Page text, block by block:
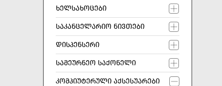
ᲮᲔᲚᲡᲐᲮᲝᲪᲔᲑᲘ
ᲡᲐᲙᲐᲜᲪᲔᲚᲐᲠᲘᲝ ᲜᲘᲕᲗᲔᲑᲘ
ᲓᲘᲡᲞᲔᲜᲡᲔᲠᲘ
ᲡᲐᲛᲔᲣᲠᲜᲔᲝ ᲡᲐᲥᲝᲜᲔᲚᲘ
ᲙᲝᲛᲞᲘᲣᲢᲔᲠᲣᲚᲘ ᲐᲥᲡᲔᲡᲣᲐᲠᲔᲑᲘ